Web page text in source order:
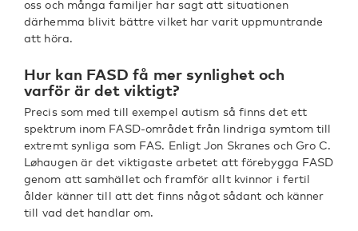
oss och många familjer har sagt att situationen
därhemma blivit bättre vilket har varit uppmuntrande
att höra.
Hur kan FASD få mer synlighet och
varför är det viktigt?
Precis som med till exempel autism så finns det ett
spektrum inom FASD-området från lindriga symtom till
extremt synliga som FAS. Enligt Jon Skranes och Gro C.
Løhaugen är det viktigaste arbetet att förebygga FASD
genom att samhället och framför allt kvinnor i fertil
ålder känner till att det finns något sådant och känner
till vad det handlar om.